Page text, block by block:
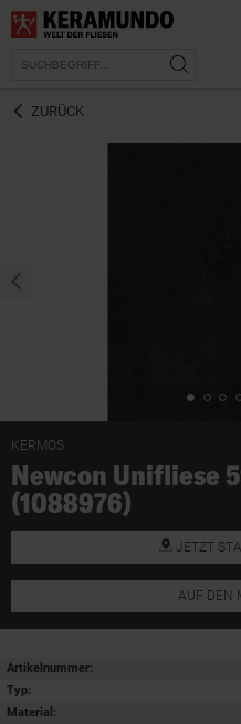
ZURÜCK
KERMOS
Newcon Unifliese
(1088976)
JETZT
AUF DEN
Artikelnummer:
Typ:
Material: